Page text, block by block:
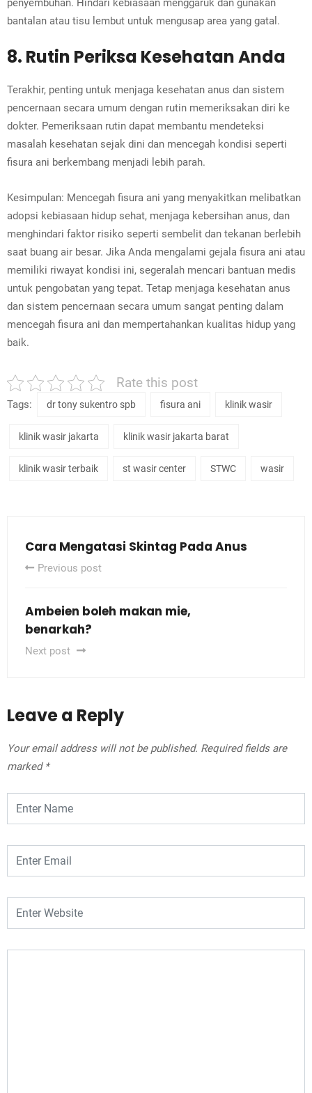
penyembuhan. Hindari kebiasaan menggaruk dan gunakan
bantalan atau tisu lembut untuk mengusap area yang gatal.
8. Rutin Periksa Kesehatan Anda
Terakhir, penting untuk menjaga kesehatan anus dan sistem
pencernaan secara umum dengan rutin memeriksakan diri ke
dokter. Pemeriksaan rutin dapat membantu mendeteksi
masalah kesehatan sejak dini dan mencegah kondisi seperti
fisura ani berkembang menjadi lebih parah.
Kesimpulan: Mencegah fisura ani yang menyakitkan melibatkan
adopsi kebiasaan hidup sehat, menjaga kebersihan anus, dan
menghindari faktor risiko seperti sembelit dan tekanan berlebih
saat buang air besar. Jika Anda mengalami gejala fisura ani atau
memiliki riwayat kondisi ini, segeralah mencari bantuan medis
untuk pengobatan yang tepat. Tetap menjaga kesehatan anus
dan sistem pencernaan secara umum sangat penting dalam
mencegah fisura ani dan mempertahankan kualitas hidup yang
baik.
Rate this post
Tags: dr tony sukentro spb fisura ani klinik wasir
klinik wasir jakarta klinik wasir jakarta barat
klinik wasir terbaik st wasir center STWC wasir
Cara Mengatasi Skintag Pada Anus
Previous post
Ambeien boleh makan mie,
benarkah?
Next post
Leave a Reply
Your email address will not be published. Required fields are
marked *